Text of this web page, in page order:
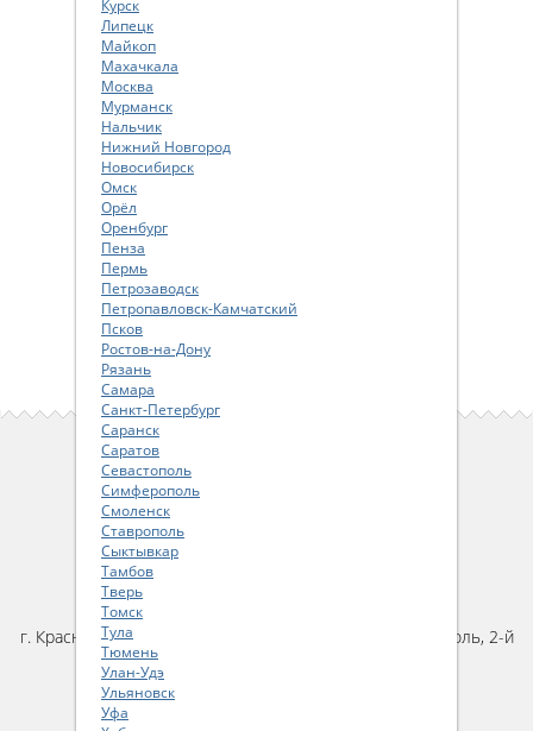
ПОЛЬЗОВАТЕЛЯМ САЙТА
Как сделать заказ
Пользовательское соглашение
Политика конфиденциальности
г. Краснодар, ул. им. Карякина, д.22, помещение 46, цоколь, 2-й
Курск
Липецк
Майкоп
Махачкала
Москва
Мурманск
Нальчик
Нижний Новгород
Новосибирск
Омск
Орёл
Оренбург
Пенза
Пермь
Петрозаводск
Петропавловск-Камчатский
Псков
Ростов-на-Дону
Рязань
Самара
Санкт-Петербург
Саранск
Саратов
Севастополь
Симферополь
Смоленск
Ставрополь
Сыктывкар
Тамбов
Тверь
Томск
Тула
Тюмень
Улан-Удэ
Ульяновск
Уфа